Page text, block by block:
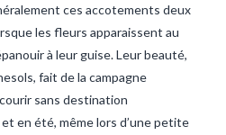
ces accotements deux
les fleurs apparaissent au
à leur guise. Leur beauté,
fait de la campagne
sans destination
en été, même lors d’une petite